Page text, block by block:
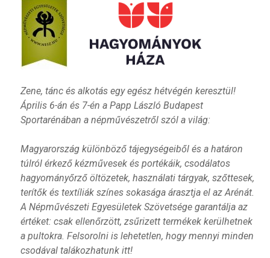
Zene, tánc és alkotás egy egész hétvégén keresztül!
Április 6-án és 7-én a Papp László Budapest
Sportarénában a népművészetről szól a világ:
Magyarország különböző tájegységeiből és a határon
túlról érkező kézművesek és portékáik, csodálatos
hagyományőrző öltözetek, használati tárgyak, szőttesek,
terítők és textíliák színes sokasága árasztja el az Arénát.
A Népművészeti Egyesületek Szövetsége garantálja az
értéket: csak ellenőrzött, zsűrizett termékek kerülhetnek
a pultokra. Felsorolni is lehetetlen, hogy mennyi minden
csodával talákozhatunk itt!